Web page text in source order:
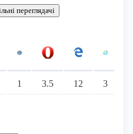
переглядачі
1 3.5 12 3